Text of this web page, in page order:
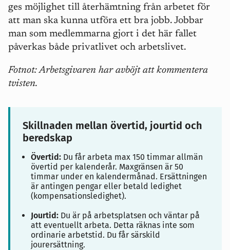
ges möjlighet till återhämtning från arbetet för
att man ska kunna utföra ett bra jobb. Jobbar
man som medlemmarna gjort i det här fallet
påverkas både privatlivet och arbetslivet.
Fotnot: Arbetsgivaren har avböjt att kommentera
tvisten.
Skillnaden mellan övertid, jourtid och
beredskap
Övertid: Du får arbeta max 150 timmar allmän
övertid per kalenderår. Maxgränsen är 50
timmar under en kalendermånad. Ersättningen
är antingen pengar eller betald ledighet
(kompensationsledighet).
Jourtid: Du är på arbetsplatsen och väntar på
att eventuellt arbeta. Detta räknas inte som
ordinarie arbetstid. Du får särskild
jourersättning.